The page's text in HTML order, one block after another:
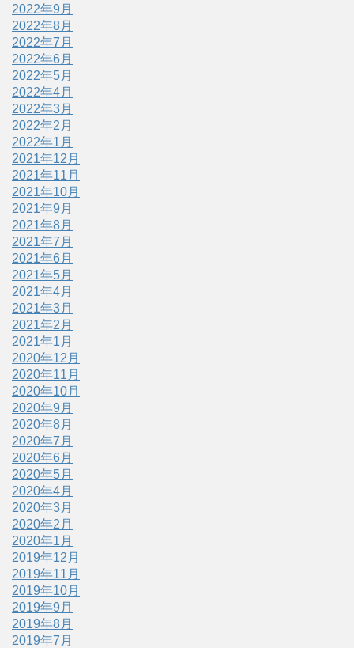
2022年9月
2022年8月
2022年7月
2022年6月
2022年5月
2022年4月
2022年3月
2022年2月
2022年1月
2021年12月
2021年11月
2021年10月
2021年9月
2021年8月
2021年7月
2021年6月
2021年5月
2021年4月
2021年3月
2021年2月
2021年1月
2020年12月
2020年11月
2020年10月
2020年9月
2020年8月
2020年7月
2020年6月
2020年5月
2020年4月
2020年3月
2020年2月
2020年1月
2019年12月
2019年11月
2019年10月
2019年9月
2019年8月
2019年7月